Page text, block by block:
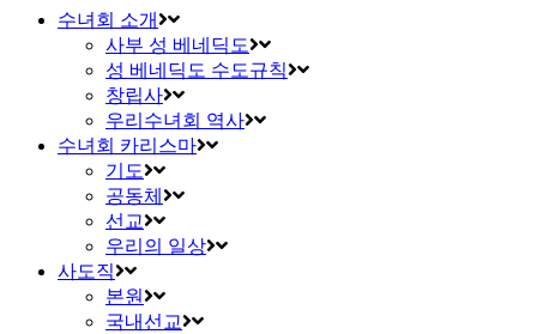
수녀회 소개
사부 성 베네딕도
성 베네딕도 수도규칙
창립사
우리수녀회 역사
수녀회 카리스마
기도
공동체
선교
우리의 일상
사도직
본원
국내선교